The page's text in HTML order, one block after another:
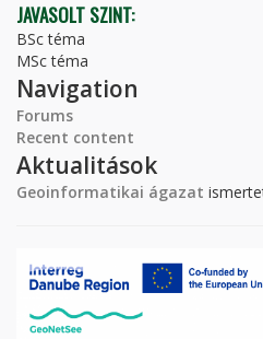
JAVASOLT SZINT:
BSc téma
MSc téma
Navigation
Forums
Recent content
Aktualitások
Geoinformatikai ágazat